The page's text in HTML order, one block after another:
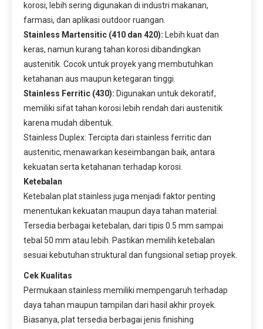
korosi, lebih sering digunakan di industri makanan,
farmasi, dan aplikasi outdoor ruangan.
Stainless Martensitic (410 dan 420): Lebih kuat dan
keras, namun kurang tahan korosi dibandingkan
austenitik. Cocok untuk proyek yang membutuhkan
ketahanan aus maupun ketegaran tinggi.
Stainless Ferritic (430): Digunakan untuk dekoratif,
memiliki sifat tahan korosi lebih rendah dari austenitik
karena mudah dibentuk.
Stainless Duplex: Tercipta dari stainless ferritic dan
austenitic, menawarkan keseimbangan baik, antara
kekuatan serta ketahanan terhadap korosi.
Ketebalan
Ketebalan plat stainless juga menjadi faktor penting
menentukan kekuatan maupun daya tahan material.
Tersedia berbagai ketebalan, dari tipis 0.5 mm sampai
tebal 50 mm atau lebih. Pastikan memilih ketebalan
sesuai kebutuhan struktural dan fungsional setiap proyek.
Cek Kualitas
Permukaan stainless memiliki mempengaruh terhadap
daya tahan maupun tampilan dari hasil akhir proyek.
Biasanya, plat tersedia berbagai jenis finishing